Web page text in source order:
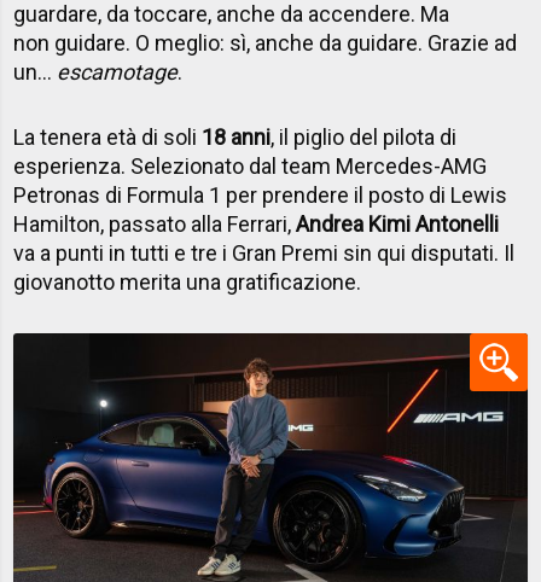
guardare, da toccare, anche da accendere. Ma
non guidare. O meglio: sì, anche da guidare. Grazie ad
un... escamotage.
La tenera età di soli 18 anni, il piglio del pilota di
esperienza. Selezionato dal team Mercedes-AMG
Petronas di Formula 1 per prendere il posto di Lewis
Hamilton, passato alla Ferrari,Andrea Kimi Antonelli
va a punti in tutti e tre i Gran Premi sin qui disputati. Il
giovanotto merita una gratificazione.